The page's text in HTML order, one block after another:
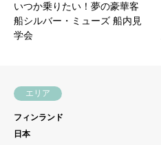
いつか乗りたい！夢の豪華客
船シルバー・ミューズ 船内見
学会
エリア
フィンランド
日本